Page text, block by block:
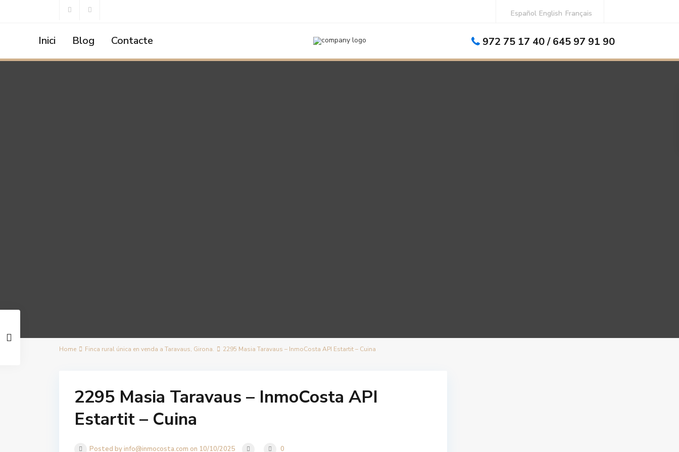
Español English Français
Inici Blog Contacte 972 75 17 40 / 645 97 91 90
Home Finca rural única en venda a Taravaus, Girona. 2295 Masia Taravaus – InmoCosta API Estartit – Cuina
2295 Masia Taravaus – InmoCosta API
Estartit – Cuina
Posted by info@inmocosta.com on 10/10/2025 0